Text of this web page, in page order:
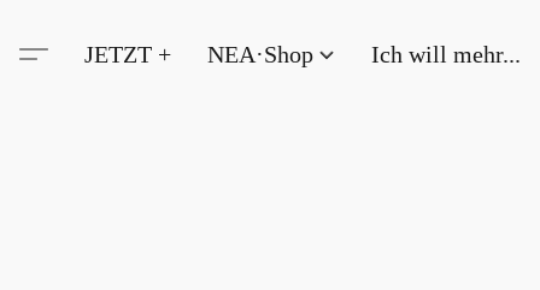
JETZT + NEA·Shop Ich will mehr...